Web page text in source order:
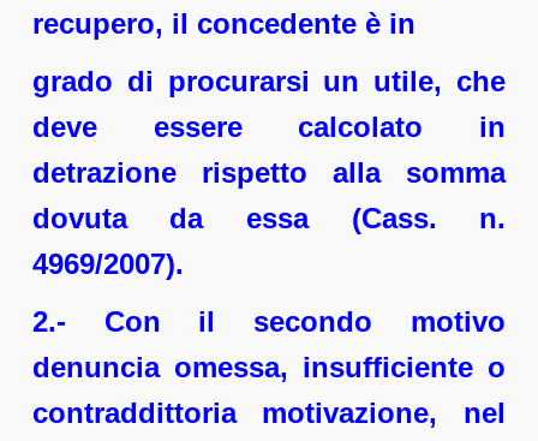
recupero, il concedente è in
grado di procurarsi un utile, che
deve essere calcolato in
detrazione rispetto alla somma
dovuta da essa (Cass. n.
4969/2007).
2.- Con il secondo motivo
denuncia omessa, insufficiente o
contraddittoria motivazione, nel